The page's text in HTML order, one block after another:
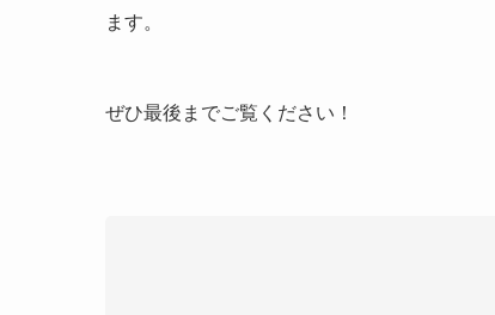
ます。
ぜひ最後までご覧ください！